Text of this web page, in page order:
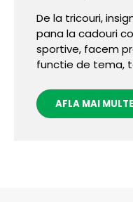
De la tricouri,
pana la cadouri
sportive, facem
functie de tema,
AFLA MAI MULTE